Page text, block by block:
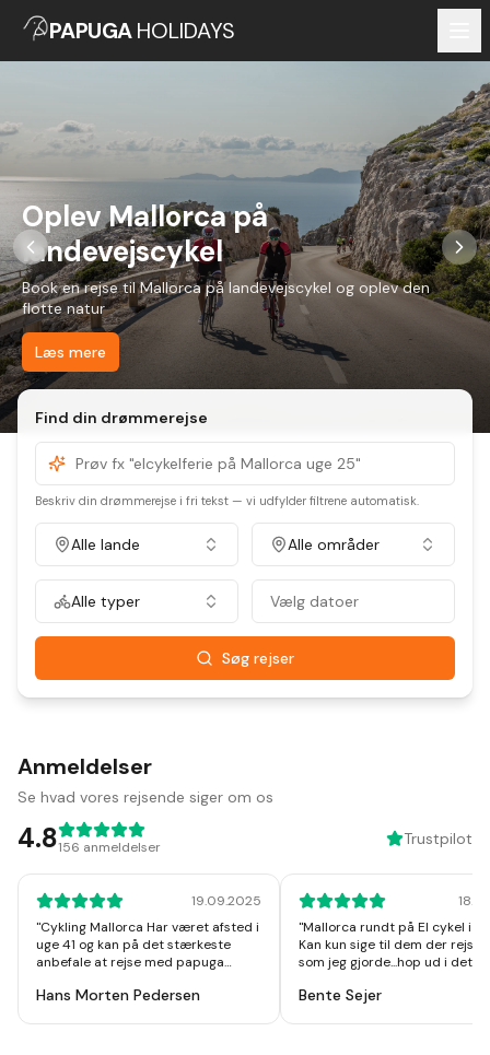
PAPUGAHOLIDAYS
Oplev Mallorca på
landevejscykel
Book en rejse til Mallorca på landevejscykel og oplev den
flotte natur
Læs mere
Find din drømmerejse
Beskriv din drømmerejse i fri tekst — vi udfylder filtrene automatisk.
Alle lande Alle områder
Alle typer Vælg datoer
Søg rejser
Anmeldelser
Se hvad vores rejsende siger om os
4.8156 anmeldelser Trustpilot
19.09.2025
"Cykling Mallorca Har været afsted i
uge 41 og kan på det stærkeste
anbefale at rejse med papuga
til slut, modtog en app hvor alt var
Hans Morten Pedersen
"Mallorca rundt på El cykel i
Kan kun sige til dem der rejser
som jeg gjorde...hop ud i det, I
mennesker, omgivelser og
Bente Sejer